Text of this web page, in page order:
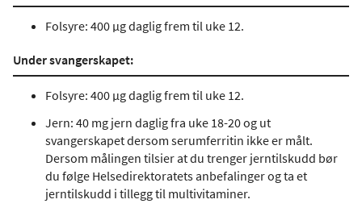
Folsyre: 400 µg daglig frem til uke 12.
Under svangerskapet:
Folsyre: 400 µg daglig frem til uke 12.
Jern: 40 mg jern daglig fra uke 18-20 og ut
svangerskapet dersom serumferritin ikke er målt.
Dersom målingen tilsier at du trenger jerntilskudd bør
du følge Helsedirektoratets anbefalinger og ta et
jerntilskudd i tillegg til multivitaminer.